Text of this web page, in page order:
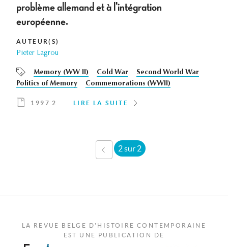
problème allemand et à l'intégration
européenne.
AUTEUR(S)
Pieter Lagrou
Memory (WW II) Cold War
Second World War
Politics of Memory
Commemorations (WWII)
1997 2 LIRE LA SUITE
‹ PRÉCÉDENT
2 sur 2
LA REVUE BELGE D'HISTOIRE CONTEMPORAINE
EST UNE PUBLICATION DE